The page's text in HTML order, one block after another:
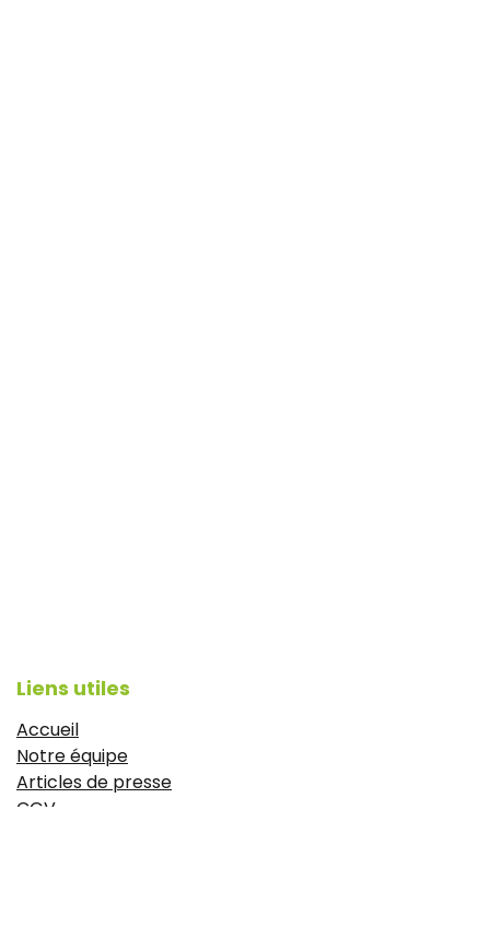
Liens utiles
Accueil
Notre équipe
Articles de presse
CGV